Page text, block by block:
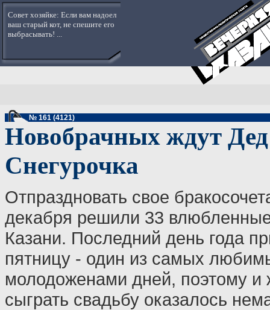
Совет хозяйке: Если вам надоел
ваш старый кот, не спешите его
выбрасывать! ...
№ 161 (4121)
Новобрачных ждут
Снегурочка
Отпраздновать свое
декабря решили 33
Казани. Последний день года
пятницу - один из самых
молодоженами дней, поэтому
сыграть свадьбу оказалось